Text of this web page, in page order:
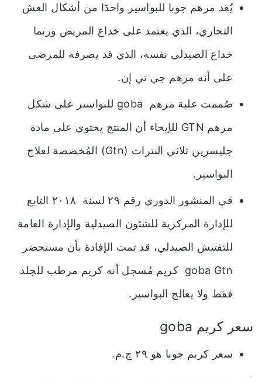
يُعد مرهم جوبا للبواسير واحدََا من أشكال الغش
التجاري، الذي يعتمد على خداع المريض وربما
خداع الصيدلي نفسه، الذي قد يصرفه للمرضى
على أنه مرهم جي تي إن.
صُممت علبة مرهم goba للبواسير على شكل
مرهم GTN للإيحاء أن المنتج يحتوي على مادة
جليسرين ثلاثي النترات (Gtn) المُخصصة لعلاج
البواسير.
في المنشور الدوري رقم ٢٩ لسنة ٢٠١٨ التابع
للإدارة المركزية للشئون الصيدلية والإدارة العامة
للتفتيش الصيدلي، قد تمت الإفادة بأن مستحضر
goba Gtn كريم مُسجل أنه كريم مرطب للجلد
فقط ولا يعالج البواسير.
سعر كريم goba
سعر كريم جوبا هو ٢٩ ج.م.